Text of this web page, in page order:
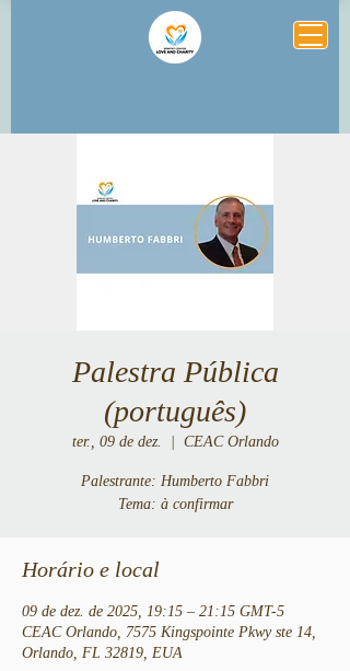
Palestra Pública
(português)
ter., 09 de dez. CEAC Orlando
Palestrante: Humberto Fabbri
Tema: à confirmar
Horário e local
09 de dez. de 2025, 19:15 – 21:15 GMT-5
CEAC Orlando, 7575 Kingspointe Pkwy ste 14,
Orlando, FL 32819, EUA